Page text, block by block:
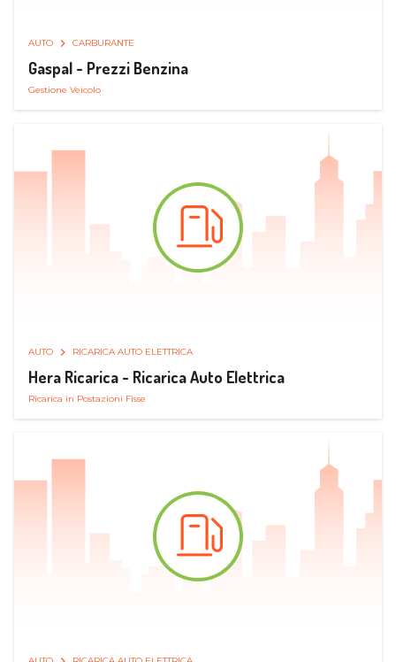
AUTO CARBURANTE
Gaspal - Prezzi Benzina
Gestione Veicolo
AUTO RICARICA AUTO ELETTRICA
Hera Ricarica - Ricarica Auto Elettrica
Ricarica in Postazioni Fisse